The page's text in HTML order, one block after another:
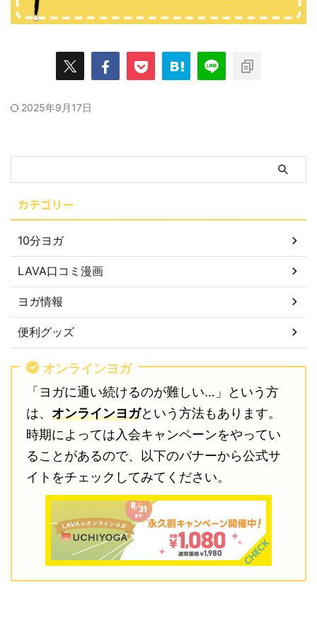
2025年9月17日
カテゴリー
10分ヨガ
LAVA口コミ漫画
ヨガ情報
便利グッズ
オンラインヨガ
「ヨガに通い続けるのが難しい…」という方
は、 オンラインヨガという方法もあります。
時期によっては入会キャンペーンをやってい
ることがあるので、以下のバナーから公式サ
イトをチェックしてみてください。